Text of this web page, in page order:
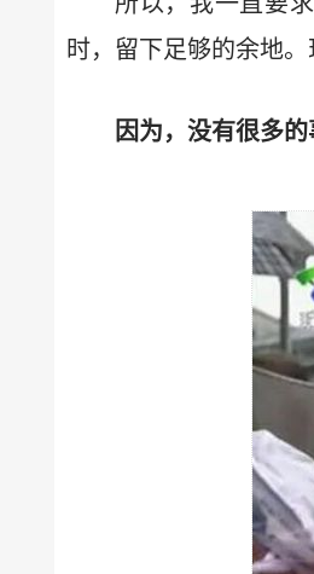
时，留下足够的余地
因为，没有很多的